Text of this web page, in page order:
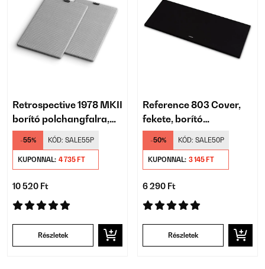
Retrospective 1978 MKII
borító polchangfalra,
pár, szürke
-55% KÓD: SALE55P
KUPONNAL: 4 735 FT
10 520 Ft
Részletek
Reference 803 Cover,
fekete, borító
toronyhangfalra
-50% KÓD: SALE50P
KUPONNAL: 3 145 FT
6 290 Ft
Részletek